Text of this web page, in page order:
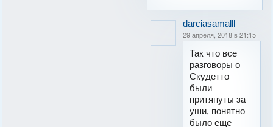
darciasamalll
29 апреля, 2018 в 21:15
Так что все
разговоры о
Скудетто
были
притянуты за
уши, понятно
было еще